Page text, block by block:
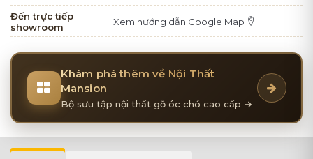
Đến trực tiếp
showroom
Xem hướng dẫn Google Map
Khám phá thêm về Nội Thất
Mansion
Bộ sưu tập nội thất gỗ óc chó cao cấp →